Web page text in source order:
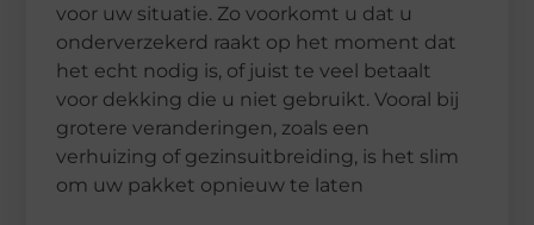
voor uw situatie. Zo voorkomt u dat u
onderverzekerd raakt op het moment dat
het echt nodig is, of juist te veel betaalt
voor dekking die u niet gebruikt. Vooral bij
grotere veranderingen, zoals een
verhuizing of gezinsuitbreiding, is het slim
om uw pakket opnieuw te laten